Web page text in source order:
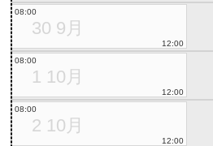
30 9月
08:00
12:00
1 10月
08:00
12:00
2 10月
08:00
12:00